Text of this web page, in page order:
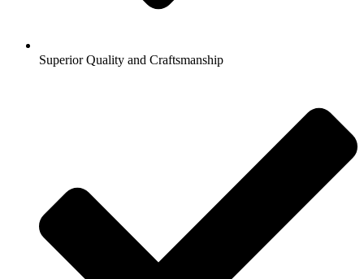
Superior Quality and Craftsmanship